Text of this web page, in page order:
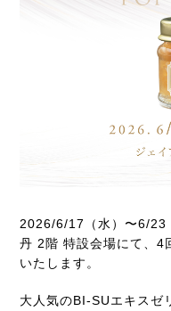
2026/6/17（水）〜6/23
丹 2階 特設会場にて、4
いたします。
大人気のBI-SUエキスゼ